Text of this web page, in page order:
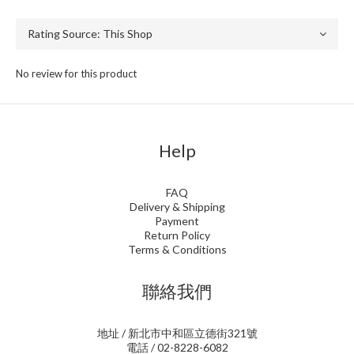
No review for this product
Help
FAQ
Delivery & Shipping
Payment
Return Policy
Terms & Conditions
聯絡我們
地址 / 新北市中和區立德街321號
電話 / 02-8228-6082